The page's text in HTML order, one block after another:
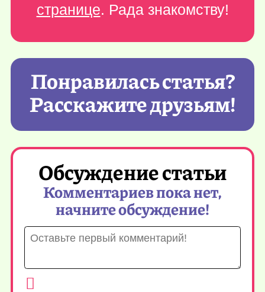
странице. Рада знакомству!
Понравилась статья?
Расскажите друзьям!
Обсуждение статьи
Комментариев пока нет,
начните обсуждение!